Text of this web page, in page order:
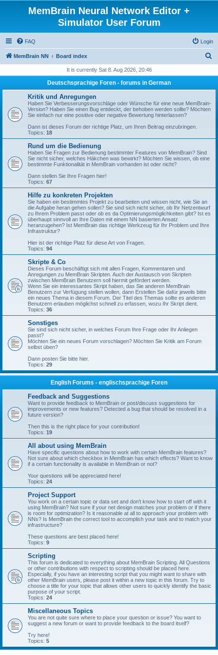
MemBrain Neural Network Editor +
Simulator User Forum
FAQ Login
MemBrain NN Board index
r
It is currently Sat 8. Aug 2026, 20:46
Deutschsprachige Foren - forums in German
Kritik und Anregungen
Haben Sie Verbesserungsvorschläge oder Wünsche für eine neue MemBrain-
Version? Haben Sie einen Bug entdeckt, der behoben werden sollte? Möchten
Sie einfach nur eine positive oder negative Bewertung hinterlassen?
Dann ist dieses Forum der richtige Platz, um Ihren Beitrag einzubringen.
Topics: 18
Rund um die Bedienung
Haben Sie Fragen zur Bedienung bestimmter Features von MemBrain? Sind
Sie nicht sicher, welches Häkchen was bewirkt? Möchten Sie wissen, ob eine
bestimmte Funktionalität in MemBrain vorhanden ist oder nicht?
Dann stellen Sie Ihre Fragen hier!
Topics: 67
Hilfe zu konkreten Projekten
Sie haben ein bestimmtes Projekt zu bearbeiten und wissen nicht, wie Sie an
die Aufgabe heran gehen sollen? Sie sind sich nicht sicher, ob Ihr Netzentwurf
zu Ihrem Problem passt oder ob es da Optimierungsmöglichkeiten gibt? Ist es
überhaupt sinnvoll an Ihre Daten mit einem NN basierten Ansatz
heranzugehen? Ist MemBrain das richtige Werkzeug für Ihr Problem und Ihre
Infrastruktur?
Hier ist der richtige Platz für diese Art von Fragen.
Topics: 94
Skripte & Co
Dieses Forum beschäftigt sich mit allen Fragen, Kommentaren und
Anregungen zu MemBrain Skripten. Auch der Austausch von Skripten
zwischen MemBrain Benutzern soll hiermit gefördert werden.
Wenn Sie ein interessantes Skript haben, das Sie anderen MemBrain
Benutzern zur Verfügung stellen wollen, dann Erstellen Sie dafür jeweils bitte
ein neues Thema in diesem Forum. Der Titel des Themas sollte es anderen
Benutzern erlauben möglichst schnell zu erfassen, wozu Ihr Skript dient.
Topics: 36
Sonstiges
Sie sind sich nicht sicher, in welches Forum Ihre Frage oder Ihr Anliegen
passt?
Möchten Sie ein neues Forum vorschlagen? Möchten Sie Kritik am Forum
selbst üben?
Dann posten Sie bitte hier.
Topics: 29
English Forums - englischsprachige Foren
Feedback and Suggestions
Want to provide feedback to MemBrain or post/discuss suggestions for
improvements or new features? Detected a bug that should be resolved in a
future version?
Then this is the right place for your contribution!
Topics: 19
All about using MemBrain
Have specific questions about how to work with certain MemBrain features?
Not sure about which checkbox in MemBrain has which effects? Want to know
if a certain functionality is available in MemBrain or not?
Your questions will be appreciated here!
Topics: 24
Project Support
You work on a certain topic or data set and don't know how to start off with it
using MemBrain? Not sure if your net design matches your problem or if there
is room for optimization? Is it reasonable at all to approach your problem with
NNs? Is MemBrain the correct tool to accomplish your task and to match your
infrastructure?
These questions are best placed here!
Topics: 9
Scripting
This forum is dedicated to everything about MemBrain Scripting. All Questions
or other contributions with respect to scripting should be placed here.
Especially, if you have an interesting script that you might want to share with
other MemBrain users, please post it within a new topic in this forum. Try to
choose a title for your topic that allows other users to quickly identify the basic
purpose of your script.
Topics: 24
Miscellaneous Topics
You are not quite sure where to place your question or issue? You want to
suggest a new forum or want to provide feedback to the board itself?
Try here!
Topics: 5